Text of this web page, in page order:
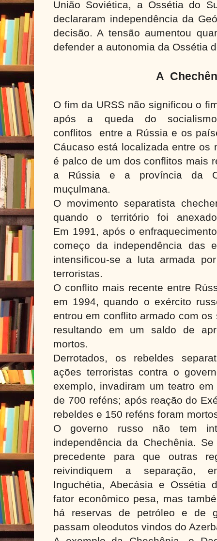
União Soviética, a Ossétia do
declararam independência da
decisão. A tensão aumentou
defender a autonomia da Ossétia
A
O fim da URSS não significou o
após a queda do
conflitos entre a Rússia e os
Cáucaso está localizada entre os
é palco de um dos conflitos mais
a Rússia e a província da
muçulmana.
O movimento separatista
quando o território foi
Em 1991, após o
começo da independência das
intensificou-se a luta armada
terroristas.
O conflito mais recente entre
em 1994, quando o exército
entrou em conflito armado com
resultando em um saldo de
mortos.
Derrotados, os rebeldes
ações terroristas contra o
exemplo, invadiram um teatro
de 700 reféns; após reação do
rebeldes e 150 reféns foram
O governo russo não tem
independência da Chechênia.
precedente para que outras
reivindiquem a separação,
Inguchétia, Abecásia e Ossétia
fator econômico pesa, mas
há reservas de petróleo e de
passam oleodutos vindos do